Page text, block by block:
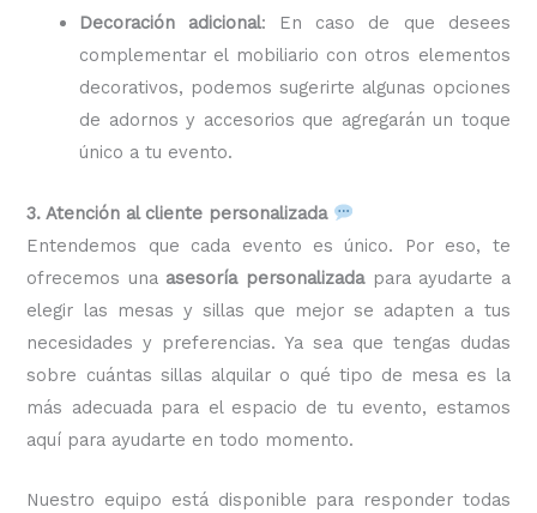
Decoración adicional: En caso de que desees
complementar el mobiliario con otros elementos
decorativos, podemos sugerirte algunas opciones
de adornos y accesorios que agregarán un toque
único a tu evento.
3. Atención al cliente personalizada
Entendemos que cada evento es único. Por eso, te
ofrecemos una asesoría personalizadapara ayudarte a
elegir las mesas y sillas que mejor se adapten a tus
necesidades y preferencias. Ya sea que tengas dudas
sobre cuántas sillas alquilar o qué tipo de mesa es la
más adecuada para el espacio de tu evento, estamos
aquí para ayudarte en todo momento.
Nuestro equipo está disponible para responder todas